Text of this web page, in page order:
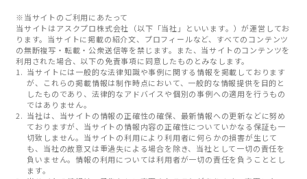
※当サイトのご利用にあたって
当サイトはアスクプロ株式会社（以下「当社」といいます。）が運営してお
ります。当サイトに掲載の紹介文、プロフィールなど、すべてのコンテンツ
の無断複写・転載・公衆送信等を禁じます。また、当サイトのコンテンツを
利用された場合、以下の免責事項に同意したものとみなします。
当サイトには一般的な法律知識や事例に関する情報を掲載しております
が、これらの掲載情報は制作時点において、一般的な情報提供を目的と
したものであり、法律的なアドバイスや個別の事例への適用を行うもの
ではありません。
当社は、当サイトの情報の正確性の確保、最新情報への更新などに努め
ておりますが、当サイトの情報内容の正確性についていかなる保証も一
切致しません。当サイトの利用により利用者に何らかの損害が生じて
も、当社の故意又は重過失による場合を除き、当社として一切の責任を
負いません。情報の利用については利用者が一切の責任を負うこととし
ます。